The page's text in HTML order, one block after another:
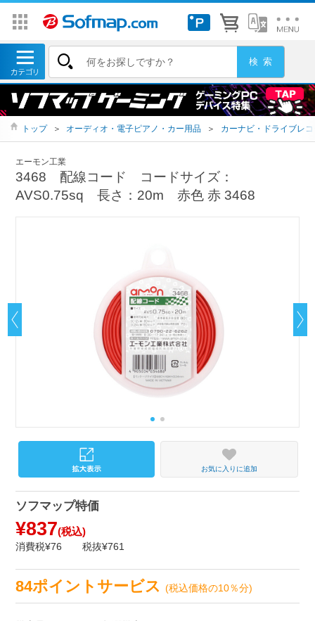
トップ ＞ オーディオ・電子ピアノ・カー用品 ＞ カーナビ・ドライブレ
エーモン工業
3468 配線コード コードサイズ：
AVS0.75sq 長さ：20m 赤色 赤 3468
お気に入りに追加
ソフマップ特価
¥837(税込)
消費税¥76 税抜¥761
84ポイントサービス(税込価格の10％分)